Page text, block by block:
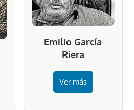
Emilio García
Riera
Ver más